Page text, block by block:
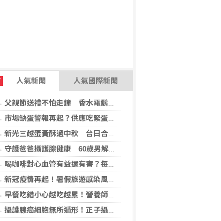
人氣新聞 人氣國際新聞
父親節送禮不怕走鐘 香水電鬍刀千年不敗
市場缺蛋警報再起？供應吃緊蛋價蠢蠢欲動
新光三越蛋黃酥過中秋 台日合作開發話題新品
守護爸爸攝護腺健康 60歲男解尿異常 靠PHI檢測及早揪出攝護腺癌
喝咖啡對心血管有益還有害？每日可以喝幾杯咖啡？美心臟協會一次解答
新冠疫情再起！暑假旅遊感染風險增 專家教你這樣做好防護
早餐吃錯小心越吃越累！營養師點名3大NG組合：根本「台式安眠藥」
攝護腺癌細胞無所遁形！正子攝影掃描揪出攝護腺癌，精準定位助早期治療